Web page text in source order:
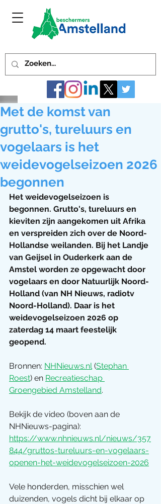
Met de komst van
grutto's, tureluurs en
vogelaars is het
weidevogelseizoen 2026
begonnen
Het weidevogelseizoen is
begonnen. Grutto's, tureluurs en
kieviten zijn aangekomen uit Afrika
en verspreiden zich over de Noord-
Hollandse weilanden. Bij het Landje
van Geijsel in Ouderkerk aan de
Amstel worden ze opgewacht door
vogelaars en door Natuurlijk Noord-
Holland (van NH Nieuws, radiotv
Noord-Holland). Daar is het
weidevogelseizoen 2026 op
zaterdag 14 maart feestelijk
geopend.
Bronnen: NHNieuws.nl (Stephan
Roest) en Recreatieschap
Groengebied Amstelland.
Bekijk de video (boven aan de
NHNieuws-pagina):
https://www.nhnieuws.nl/nieuws/357
844/gruttos-tureluurs-en-vogelaars-
openen-het-weidevogelseizoen-2026
Vele honderden, misschien wel
duizenden, vogels dicht bij elkaar op